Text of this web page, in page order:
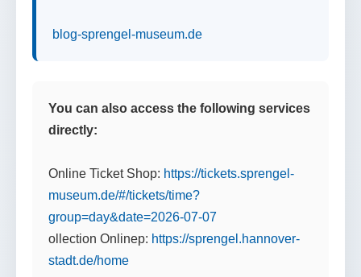
blog-sprengel-museum.de
You can also access the following services
directly:
Online Ticket Shop: https://tickets.sprengel-
museum.de/#/tickets/time?
group=day&date=2026-07-07
ollection Onlinep: https://sprengel.hannover-
stadt.de/home